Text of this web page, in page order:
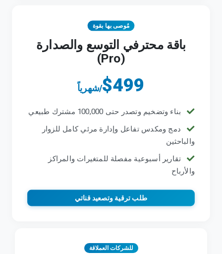
مُوصى بها بقوة
باقة محترفي التوسع والصدارة
(Pro)
$499/شهرياً
بناء وتضخيم وتصدر حتى 100,000 مشترك طبيعي
دمج ومكدس تفاعل وإدارة مرئي كامل للزوار
والباحثين
تقارير أسبوعية مفصلة للمتغيرات والمراكز
والأرباح
طلب ترقية وتصعيد قناتي
للشركات العملاقة